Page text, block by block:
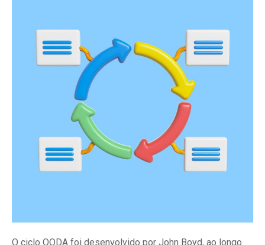
O ciclo OODA foi desenvolvido por John Boyd, ao longo